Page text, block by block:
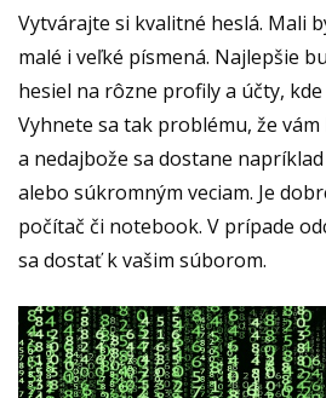
Vytvárajte si kvalitné heslá. Mali
malé i veľké písmená. Najlepšie
hesiel na rôzne profily a účty,
Vyhnete sa tak problému, že
a nedajbože sa dostane
alebo súkromným veciam. Je
počítač či notebook. V prípade
sa dostať k vašim súborom.